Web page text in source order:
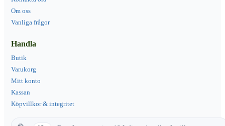
Om oss
Vanliga frågor
Handla
Butik
Varukorg
Mitt konto
Kassan
Köpvillkor & integritet